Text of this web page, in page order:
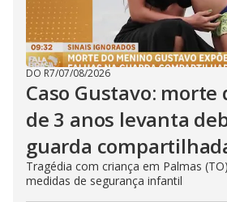
DO R7/07/08/2026
Caso Gustavo: morte
de 3 anos levanta
guarda
Tragédia com criança em Palmas
medidas de segurança infantil